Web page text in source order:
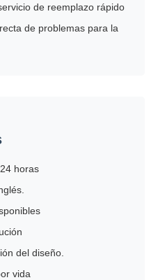
de reemplazo rápido
de problemas para la
horas
del diseño.
vida